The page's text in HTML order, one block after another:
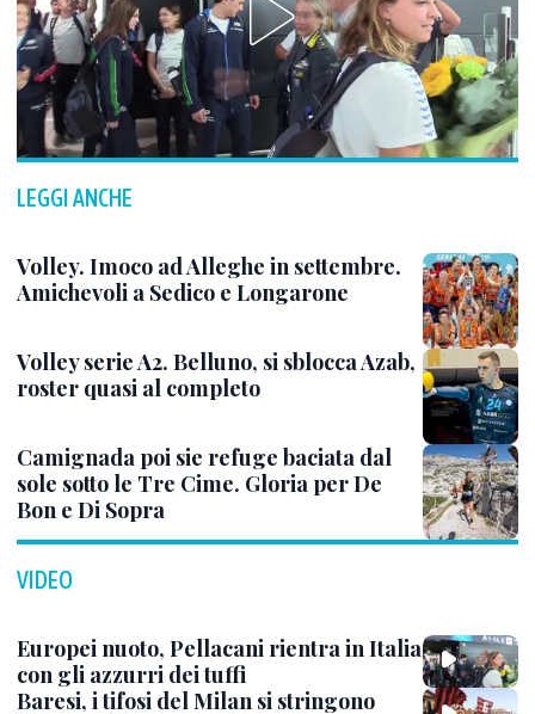
LEGGI ANCHE
Volley. Imoco ad Alleghe in settembre.
Amichevoli a Sedico e Longarone
Volley serie A2. Belluno, si sblocca Azab,
roster quasi al completo
Camignada poi sie refuge baciata dal
sole sotto le Tre Cime. Gloria per De
Bon e Di Sopra
VIDEO
Europei nuoto, Pellacani rientra in Italia
con gli azzurri dei tuffi
Baresi, i tifosi del Milan si stringono